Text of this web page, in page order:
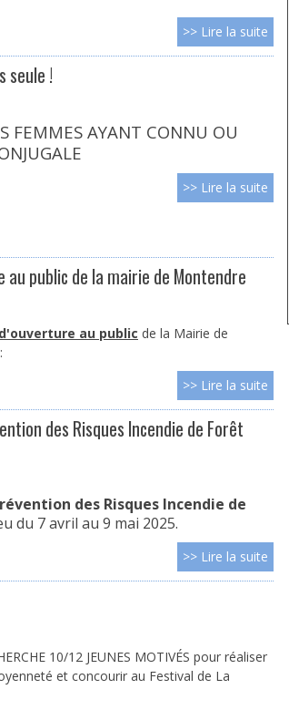
>> Lire la suite
seule !
FEMMES AYANT CONNU OU
>> Lire la suite
public de la mairie de Montendre
au public de la Mairie de
>> Lire la suite
des Risques Incendie de Forêt
des Risques Incendie de
du 7 avril au 9 mai 2025.
>> Lire la suite
10/12 JEUNES MOTIVÉS pour réaliser
et concourir au Festival de La